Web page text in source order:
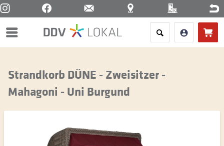
Menü
Strandkorb DÜNE - Zweisitzer -
Mahagoni - Uni Burgund